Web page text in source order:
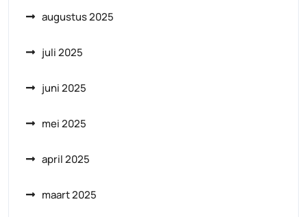
augustus 2025
juli 2025
juni 2025
mei 2025
april 2025
maart 2025